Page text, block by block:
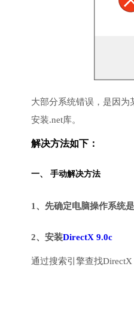
大部分系统错误，是因为
安装.net库。
解决方法如下：
一、 手动解决方法
1、先确定电脑操作系统
2、安装DirectX 9.0c
通过搜索引擎查找DirectX